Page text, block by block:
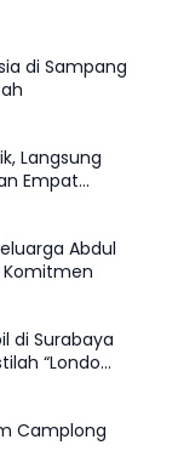
di Sampang
Langsung
Empat
Abdul
Komitmen
di Surabaya
“Londo
Camplong